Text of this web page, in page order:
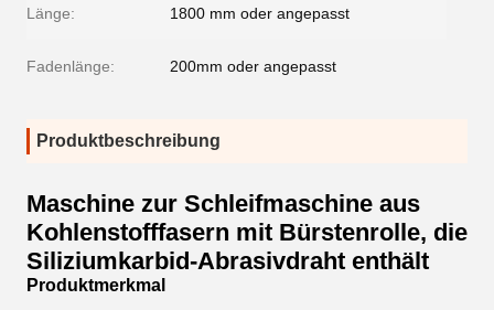
Länge: 1800 mm oder angepasst
Fadenlänge: 200mm oder angepasst
Produktbeschreibung
Maschine zur Schleifmaschine aus
Kohlenstofffasern mit Bürstenrolle, die
Siliziumkarbid-Abrasivdraht enthält
Produktmerkmal